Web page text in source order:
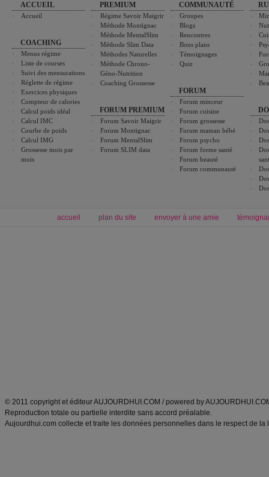
ACCUEIL
Accueil
COACHING
Menus régime
Liste de courses
Suivi des mensurations
Réglette de régime
Exercices physiques
Compteur de calories
Calcul poids idéal
Calcul IMC
Courbe de poids
Calcul IMG
Grossesse mois par
mois
PREMIUM
Régime Savoir Maigrir
Méthode Montignac
Méthode MentalSlim
Méthode Slim Data
Méthodes Naturelles
Méthode Chrono-
Géno-Nutrition
Coaching Grossesse
FORUM PREMIUM
Forum Savoir Maigrir
Forum Montignac
Forum MentalSlim
Forum SLIM data
COMMUNAUTÉ
Groupes
Blogs
Rencontres
Bons plans
Témoignages
Quiz
FORUM
Forum minceur
Forum cuisine
Forum grossesse
Forum maman bébé
Forum psycho
Forum forme santé
Forum beauté
Forum communauté
accueil plan du site envoyer à une amie
© 2011 copyright et éditeur AUJOURDHUI.COM / powered by
Reproduction totale ou partielle interdite sans accord préalable.
Aujourdhui.com collecte et traite les données personnelles dans le respect de